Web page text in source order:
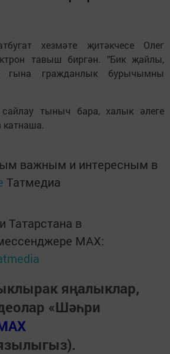
хезмәте җитәкчесе Олег
тавыш биргән. "Бик җайлы,
гына гражданлык бурычымны
тыныч бара, халык әлеге
катнаша.
важным и интересным в
Татмедиа
Татарстана в
MАХ:
яңалыклар,
«Шәһри